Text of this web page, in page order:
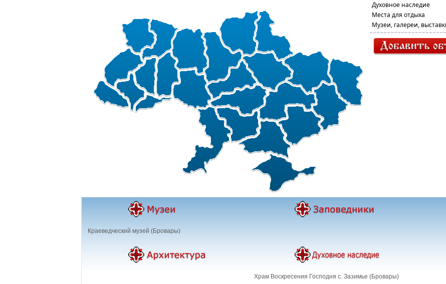
Духовное наследие
Места для отдыха
Музеи, галереи,
Краеведческий музей (Бровары)
Храм Воскресения Господня с. Зазимье (Бровары)